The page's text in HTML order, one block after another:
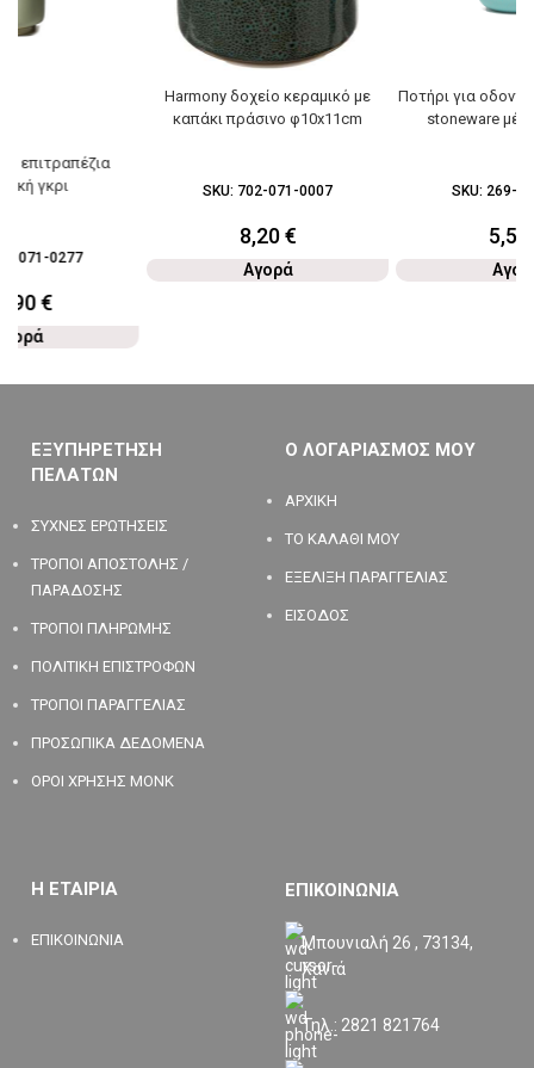
επιτραπέζια
γκρι
071-0277
€
Harmony δοχείο κεραμικό με
καπάκι πράσινο φ10x11cm
SKU: 702-071-0007
8,20€
Αγορά
Ποτήρι για
stoneware
SKU: 269-
5,50
ΕΞΥΠΗΡΕΤΗΣΗ
ΠΕΛΑΤΩΝ
ΣΥΧΝΕΣ ΕΡΩΤΗΣΕΙΣ
ΤΡΟΠΟΙ ΑΠΟΣΤΟΛΗΣ /
ΠΑΡΑΔΟΣΗΣ
ΤΡΟΠΟΙ ΠΛΗΡΩΜΗΣ
ΠΟΛΙΤΙΚΗ ΕΠΙΣΤΡΟΦΩΝ
ΤΡΟΠΟΙ ΠΑΡΑΓΓΕΛΙΑΣ
ΠΡΟΣΩΠΙΚΑ ΔΕΔΟΜΕΝΑ
ΟΡΟΙ ΧΡΗΣΗΣ MONK
Ο ΛΟΓΑΡΙΑΣΜΟΣ ΜΟΥ
ΑΡΧΙΚΗ
ΤΟ ΚΑΛΑΘΙ ΜΟΥ
ΕΞΕΛΙΞΗ ΠΑΡΑΓΓΕΛΙΑΣ
ΕΙΣΟΔΟΣ
Η ΕΤΑΙΡΙΑ
ΕΠΙΚΟΙΝΩΝΙΑ
ΕΠΙΚΟΙΝΩΝΙΑ
Μπουνιαλή 26 , 73134,
Χανιά
Τηλ.: 2821 821764